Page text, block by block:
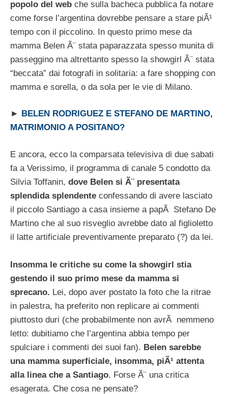
popolo del web che sulla bacheca pubblica fa notare
come forse l’argentina dovrebbe pensare a stare piÃ¹
tempo con il piccolino. In questo primo mese da
mamma Belen Ã¨ stata paparazzata spesso munita di
passeggino ma altrettanto spesso la showgirl Ã¨ stata
“beccata” dai fotografi in solitaria: a fare shopping con
mamma e sorella, o da sola per le vie di Milano.
► BELEN RODRIGUEZ E STEFANO DE MARTINO,
MATRIMONIO A POSITANO?
E ancora, ecco la comparsata televisiva di due sabati
fa a Verissimo, il programma di canale 5 condotto da
Silvia Toffanin, dove Belen si Ã¨ presentata
splendida splendente confessando di avere lasciato
il piccolo Santiago a casa insieme a papÃ Stefano De
Martino che al suo risveglio avrebbe dato al figlioletto
il latte artificiale preventivamente preparato (?) da lei.
Insomma le critiche su come la showgirl stia
gestendo il suo primo mese da mamma si
sprecano. Lei, dopo aver postato la foto che la ritrae
in palestra, ha preferito non replicare ai commenti
piuttosto duri (che probabilmente non avrÃ nemmeno
letto: dubitiamo che l’argentina abbia tempo per
spulciare i commenti dei suoi fan). Belen sarebbe
una mamma superficiale, insomma, piÃ¹ attenta
alla linea che a Santiago. Forse Ã¨ una critica
esagerata. Che cosa ne pensate?